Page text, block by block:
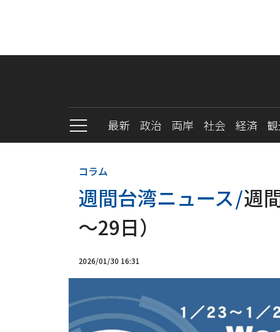
最新 政治 両岸 社会 経済
コラム
週間台湾ニュース/週
～29日）
2026/01/30 16:31